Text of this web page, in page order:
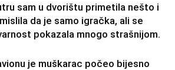
sam u dvorištu primetila nešto i
da je samo igračka, ali se
pokazala mnogo strašnijom.
je muškarac počeo bijesno